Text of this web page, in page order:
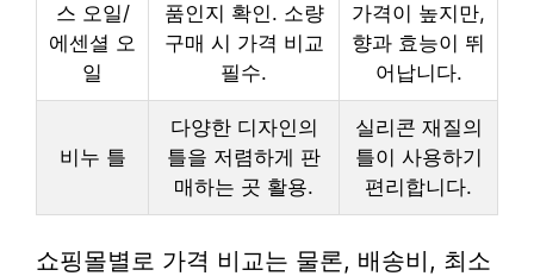
스 오일/
에센셜 오
일
품인지 확인. 소량
구매 시 가격 비교
필수.
가격이 높지만,
향과 효능이 뛰
어납니다.
비누 틀
다양한 디자인의
틀을 저렴하게 판
매하는 곳 활용.
실리콘 재질의
틀이 사용하기
편리합니다.
쇼핑몰별로 가격 비교는 물론, 배송비, 최소